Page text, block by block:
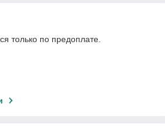
только по предоплате.